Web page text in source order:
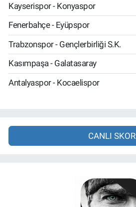
Kayserispor - Konyaspor
Fenerbahçe - Eyüpspor
Trabzonspor - Gençlerbirliği S.K.
Kasımpaşa - Galatasaray
Antalyaspor - Kocaelispor
CANLI SKOR